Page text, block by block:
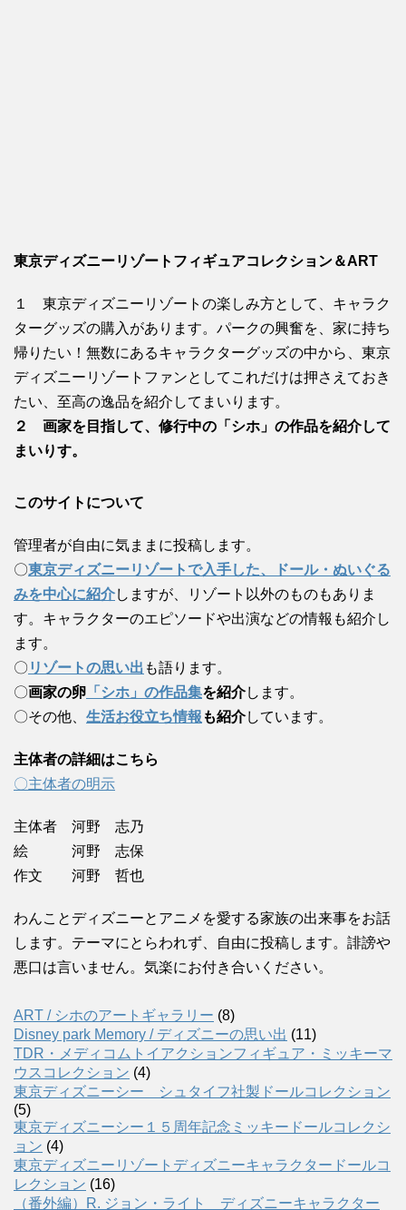
東京ディズニーリゾートフィギュアコレクション＆ART
１ 東京ディズニーリゾートの楽しみ方として、キャラク
ターグッズの購入があります。パークの興奮を、家に持ち
帰りたい！無数にあるキャラクターグッズの中から、東京
ディズニーリゾートファンとしてこれだけは押さえておき
たい、至高の逸品を紹介してまいります。
２ 画家を目指して、修行中の「シホ」の作品を紹介して
まいりす。
このサイトについて
管理者が自由に気ままに投稿します。
〇東京ディズニーリゾートで入手した、ドール・ぬいぐる
みを中心に紹介しますが、リゾート以外のものもありま
す。キャラクターのエピソードや出演などの情報も紹介し
ます。
〇 リゾートの思い出 も語ります。
〇画家の卵 「シホ」の作品集を紹介します。
〇その他、 生活お役立ち情報 も紹介しています。
主体者の詳細はこちら
〇主体者の明示
主体者 河野 志乃
絵 河野 志保
作文 河野 哲也
わんことディズニーとアニメを愛する家族の出来事をお話
します。テーマにとらわれず、自由に投稿します。誹謗や
悪口は言いません。気楽にお付き合いください。
ART / シホのアートギャラリー (8)
Disney park Memory / ディズニーの思い出 (11)
TDR・メディコムトイアクションフィギュア・ミッキーマ
ウスコレクション (4)
東京ディズニーシー シュタイフ社製ドールコレクション
(5)
東京ディズニーシー１５周年記念ミッキードールコレクシ
ョン (4)
東京ディズニーリゾートディズニーキャラクタードールコ
レクション (16)
（番外編）R. ジョン・ライト ディズニーキャラクター